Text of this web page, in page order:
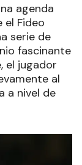
agenda
el Fideo
serie de
fascinante
el jugador
al
a nivel de